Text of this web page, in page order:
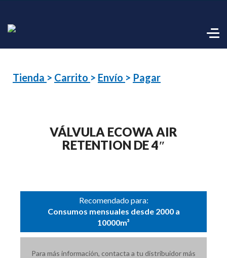
Tienda > Carrito > Envío > Pagar
VÁLVULA ECOWA AIR
RETENTION DE 4″
Recomendado para:
Consumos mensuales desde 2000 a
10000m³
Para más información, contacta a tu distribuidor más